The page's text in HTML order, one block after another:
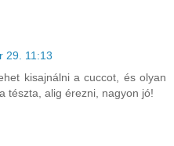
29. 11:13
kisajnálni a cuccot, és olyan
tészta, alig érezni, nagyon jó!